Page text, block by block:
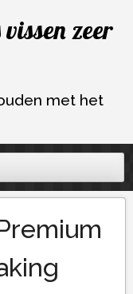
zeer
met het